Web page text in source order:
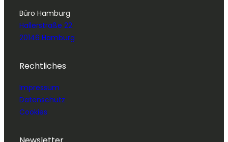
Büro Hamburg
Hallerstraße 22
20146 Hamburg
Rechtliches
Impressum
Datenschutz
Cookies